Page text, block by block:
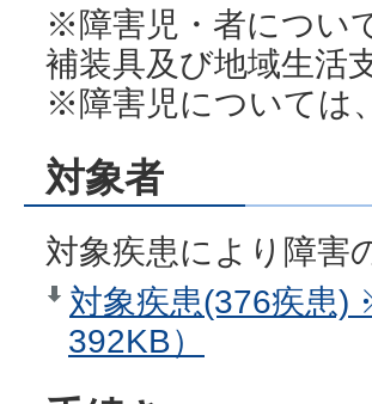
※障害児・者につい
補装具及び地域生活
※障害児については
対象者
対象疾患により障害
対象疾患(376疾患)
392KB）